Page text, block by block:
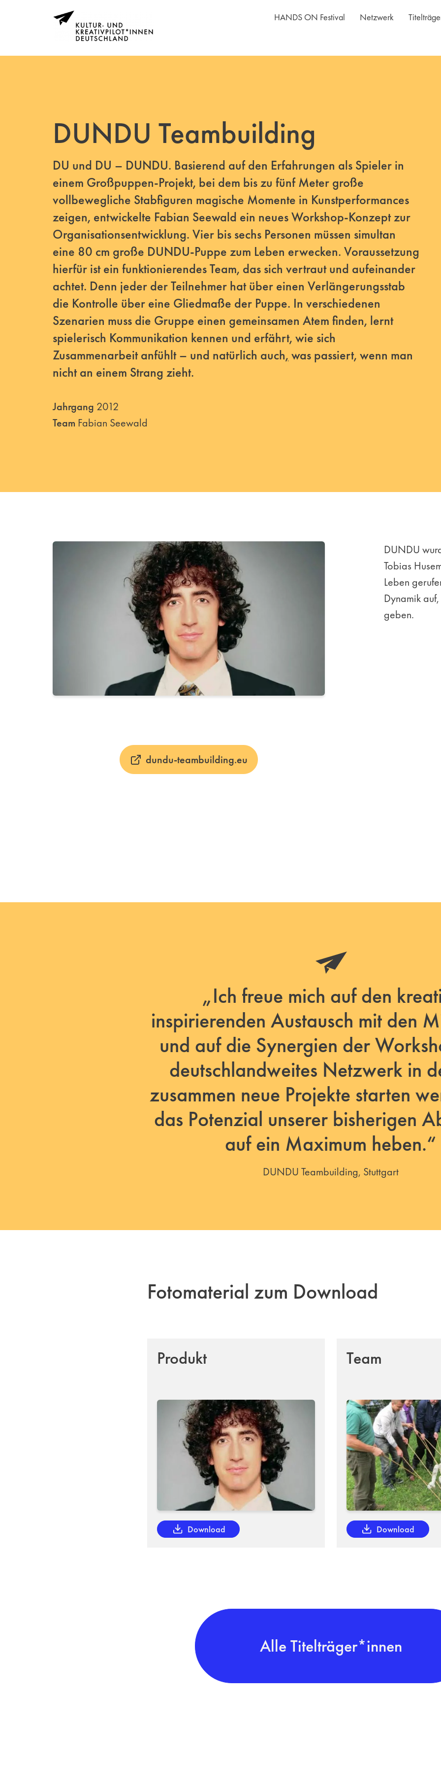
HANDS ON Festival Netzwerk
DUNDU Teambuilding
DU und DU – DUNDU. Basierend auf den Erfahrungen als Spieler in
einem Großpuppen-Projekt, bei dem bis zu fünf Meter große
vollbewegliche Stabfiguren magische Momente in Kunstperformances
zeigen, entwickelte Fabian Seewald ein neues Workshop-Konzept zur
Organisationsentwicklung. Vier bis sechs Personen müssen simultan
eine 80 cm große DUNDU-Puppe zum Leben erwecken. Voraussetzung
hierfür ist ein funktionierendes Team, das sich vertraut und aufeinander
achtet. Denn jeder der Teilnehmer hat über einen Verlängerungsstab
die Kontrolle über eine Gliedmaße der Puppe. In verschiedenen
Szenarien muss die Gruppe einen gemeinsamen Atem finden, lernt
spielerisch Kommunikation kennen und erfährt, wie sich
Zusammenarbeit anfühlt – und natürlich auch, was passiert, wenn man
nicht an einem Strang zieht.
Jahrgang 2012
Team Fabian Seewald
dundu-teambuilding.eu
DUNDU
Tobias
Leben
Dynamik
geben.
„Ich freue mich auf den
inspirierenden Austausch mit den
und auf die Synergien der
deutschlandweites Netzwerk in
zusammen neue Projekte starten
das Potenzial unserer bisherigen
auf ein Maximum heben.“
DUNDU Teambuilding, Stuttgart
Fotomaterial zum Download
Produkt
Download
Team
Download
Alle Titelträger*innen